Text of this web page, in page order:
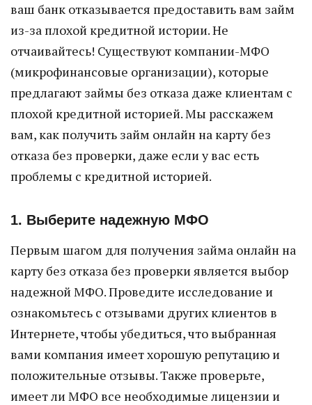
ваш банк отказывается предоставить вам займ
из-за плохой кредитной истории. Не
отчаивайтесь! Существуют компании-МФО
(микрофинансовые организации), которые
предлагают займы без отказа даже клиентам с
плохой кредитной историей. Мы расскажем
вам, как получить займ онлайн на карту без
отказа без проверки, даже если у вас есть
проблемы с кредитной историей.
1. Выберите надежную МФО
Первым шагом для получения займа онлайн на
карту без отказа без проверки является выбор
надежной МФО. Проведите исследование и
ознакомьтесь с отзывами других клиентов в
Интернете, чтобы убедиться, что выбранная
вами компания имеет хорошую репутацию и
положительные отзывы. Также проверьте,
имеет ли МФО все необходимые лицензии и